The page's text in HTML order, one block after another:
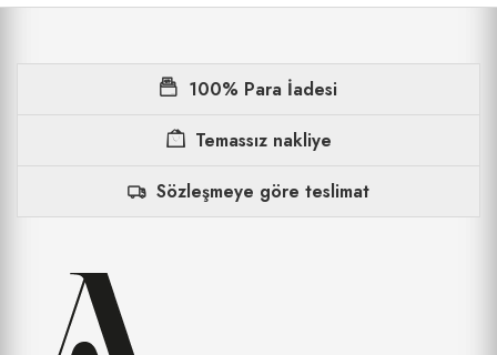
100% Para İadesi
Temassız nakliye
Sözleşmeye göre teslimat